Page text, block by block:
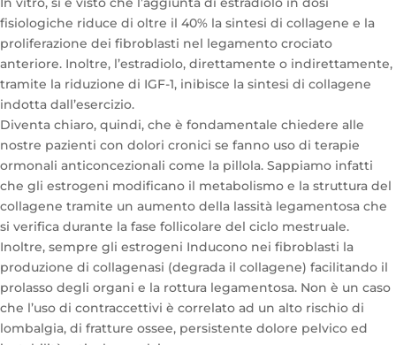
fisiologiche riduce di oltre il 40% la sintesi di collagene e la
proliferazione dei fibroblasti nel legamento crociato
anteriore. Inoltre, l’estradiolo, direttamente o indirettamente,
tramite la riduzione di IGF-1, inibisce la sintesi di collagene
indotta dall’esercizio.
Diventa chiaro, quindi, che è fondamentale chiedere alle
nostre pazienti con dolori cronici se fanno uso di terapie
ormonali anticoncezionali come la pillola. Sappiamo infatti
che gli estrogeni modificano il metabolismo e la struttura del
collagene tramite un aumento della lassità legamentosa che
si verifica durante la fase follicolare del ciclo mestruale.
Inoltre, sempre gli estrogeni Inducono nei fibroblasti la
produzione di collagenasi (degrada il collagene) facilitando il
prolasso degli organi e la rottura legamentosa. Non è un caso
che l’uso di contraccettivi è correlato ad un alto rischio di
lombalgia, di fratture ossee, persistente dolore pelvico ed